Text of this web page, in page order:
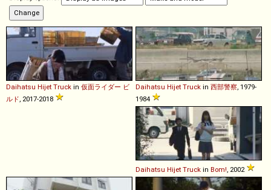
Daihatsu Hijet Truck in 仮面ライダー ビ
ルド , 2017-2018
Daihatsu Hijet Truck in 西部警察 , 1979-
1984
Daihatsu Hijet Truck in Bom! , 2002